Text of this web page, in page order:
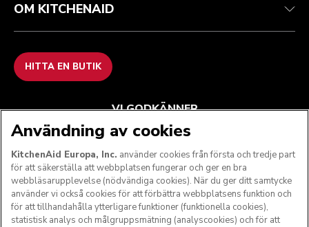
OM KITCHENAID
HITTA EN BUTIK
VI GODKÄNNER
FÖLJ OSS
Användning av cookies
KitchenAid Europa, Inc. använder cookies från första och tredje part
för att säkerställa att webbplatsen fungerar och ger en bra
webbläsarupplevelse (nödvändiga cookies). När du ger ditt samtycke
använder vi också cookies för att förbättra webbplatsens funktion och
för att tillhandahålla ytterligare funktioner (funktionella cookies),
statistisk analys och målgruppsmätning (analyscookies) och för att